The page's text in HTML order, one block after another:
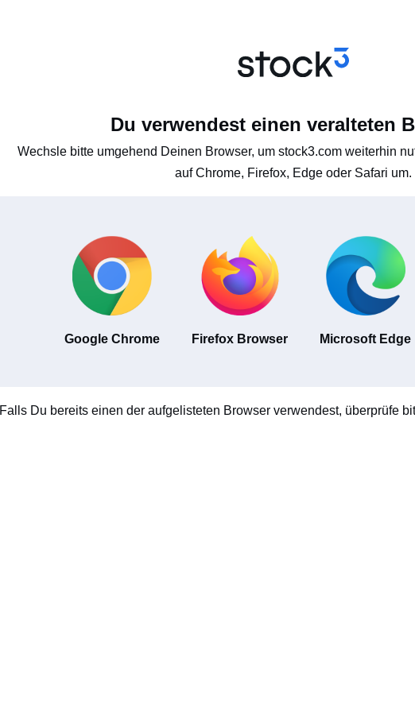
Du verwendest einen veralteten
Wechsle bitte umgehend Deinen Browser, um stock3.com weiterhin
auf Chrome, Firefox, Edge oder Safari um.
Google Chrome Firefox Browser Microsoft Edge
Falls Du bereits einen der aufgelisteten Browser verwendest, überprüfe